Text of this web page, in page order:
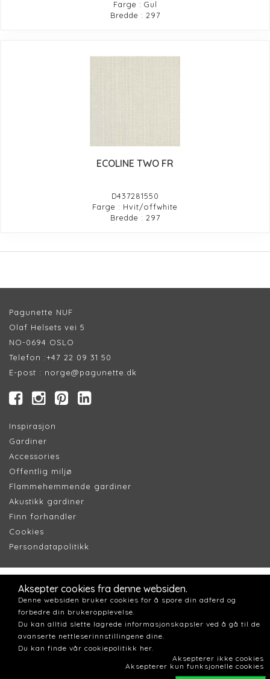
Farge : Gul
Bredde : 297
ECOLINE TWO FR
D437281550
Farge : Hvit/offwhite
Bredde : 297
Pagunette NUF
Olaf Helsets vei 5
NO-0694 OSLO
Telefon :+47 22 09 31 50
E-post : norge@pagunette.dk
Inspirasjon
Gardiner
Accessories
Offentlig miljø
Flammehemmende gardiner
Akustikk gardiner
Finn forhandler
Cookies
Persondatapolitikk
Aksepter cookies fra denne websiden.
Denne websiden bruker cookies for å spore din adferd og
forbedre din brukeropplevelse.
Du kan alltid slette lagrede informasjonskapsler ved å gå til de
avanserte nettleserinnstillingene dine.
Du kan finde vår cookiepolitikk her.
Aksepterer ikke cookies
Aksepterer kun funksjonelle cookies